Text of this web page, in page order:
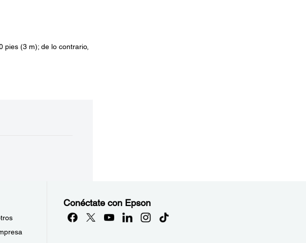
(3 m); de lo contrario,
Conéctate con Epson